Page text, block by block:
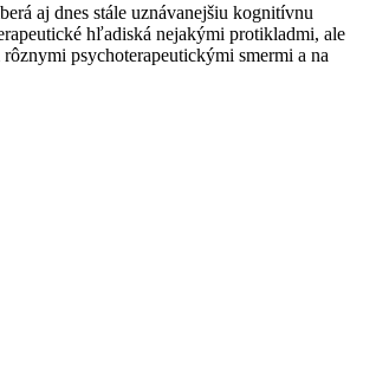
aj dnes stále uznávanejšiu kognitívnu
hľadiská nejakými protikladmi, ale
psychoterapeutickými smermi a na